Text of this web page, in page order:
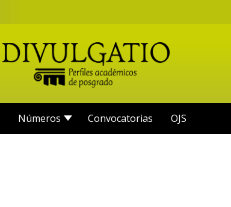
Números Convocatorias OJS